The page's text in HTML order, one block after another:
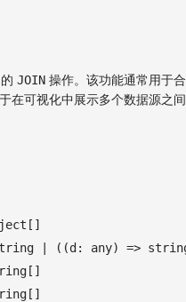
JOIN 操作。该功能通常用于
在可视化中展示多个数据源之
| ((d: any) =>